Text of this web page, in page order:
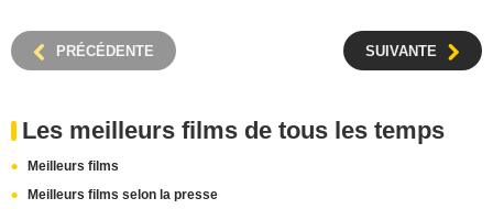
PRÉCÉDENTE SUIVANTE
Les meilleurs films de tous les temps
Meilleurs films
Meilleurs films selon la presse